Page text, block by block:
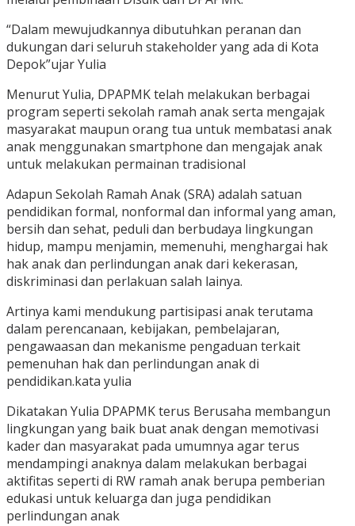
“Dalam mewujudkannya dibutuhkan peranan dan
dukungan dari seluruh stakeholder yang ada di Kota
Depok”ujar Yulia
Menurut Yulia, DPAPMK telah melakukan berbagai
program seperti sekolah ramah anak serta mengajak
masyarakat maupun orang tua untuk membatasi anak
anak menggunakan smartphone dan mengajak anak
untuk melakukan permainan tradisional
Adapun Sekolah Ramah Anak (SRA) adalah satuan
pendidikan formal, nonformal dan informal yang aman,
bersih dan sehat, peduli dan berbudaya lingkungan
hidup, mampu menjamin, memenuhi, menghargai hak
hak anak dan perlindungan anak dari kekerasan,
diskriminasi dan perlakuan salah lainya.
Artinya kami mendukung partisipasi anak terutama
dalam perencanaan, kebijakan, pembelajaran,
pengawaasan dan mekanisme pengaduan terkait
pemenuhan hak dan perlindungan anak di
pendidikan.kata yulia
Dikatakan Yulia DPAPMK terus Berusaha membangun
lingkungan yang baik buat anak dengan memotivasi
kader dan masyarakat pada umumnya agar terus
mendampingi anaknya dalam melakukan berbagai
aktifitas seperti di RW ramah anak berupa pemberian
edukasi untuk keluarga dan juga pendidikan
perlindungan anak